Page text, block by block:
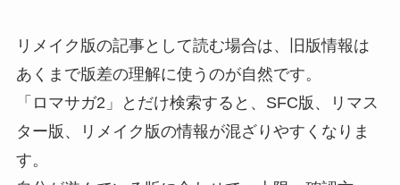
リメイク版の記事として読む場合は、旧版情報は
あくまで版差の理解に使うのが自然です。
「ロマサガ2」とだけ検索すると、SFC版、リマス
ター版、リメイク版の情報が混ざりやすくなりま
す。